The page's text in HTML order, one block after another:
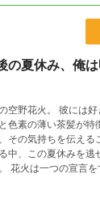
夏休み、俺は
空野花火。 彼には
色素の薄い茶髪が
その気持ちを伝える
中、この夏休みを逃
花火は一つの宣